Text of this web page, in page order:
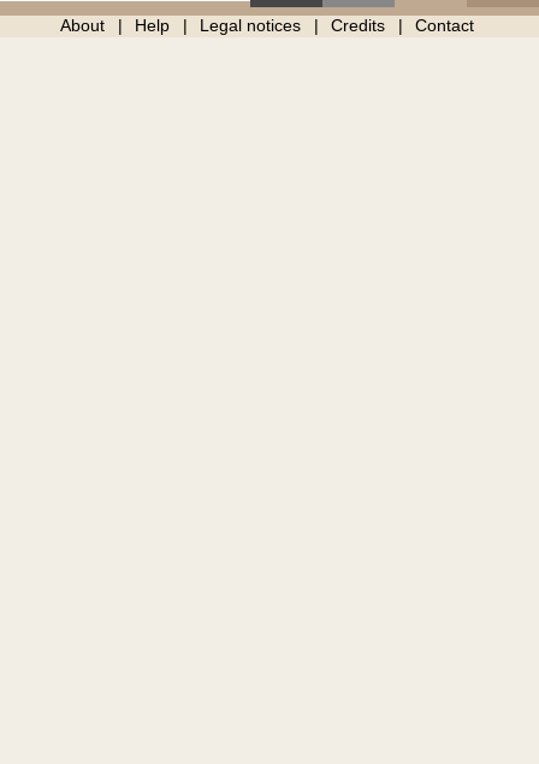
About Help Legal notices Credits Contact